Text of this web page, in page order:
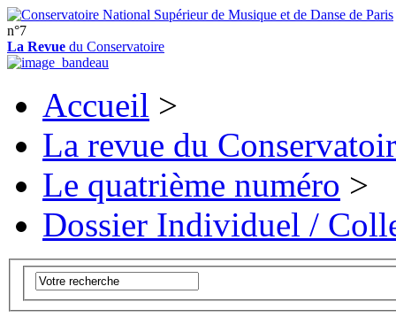
n°7
La Revue du Conservatoire
Accueil >
La revue du
Le quatrième numéro >
Dossier Individuel /